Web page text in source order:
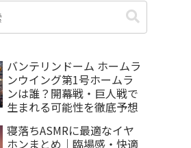
バンテリンドーム ホームラ
ンウイング第1号ホームラ
ンは誰？開幕戦・巨人戦で
生まれる可能性を徹底予想
寝落ちASMRに最適なイヤ
ホンまとめ｜臨場感・快適